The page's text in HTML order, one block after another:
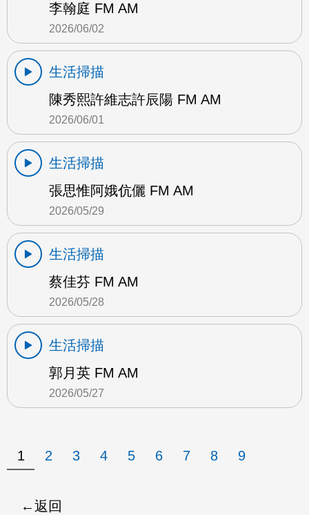
李翰庭 FM AM
2026/06/02
生活掃描
陳秀熙許維志許辰陽 FM AM
2026/06/01
生活掃描
張思惟阿娥伉儷 FM AM
2026/05/29
生活掃描
蔡佳芬 FM AM
2026/05/28
生活掃描
郭月英 FM AM
2026/05/27
1 2 3 4 5 6 7 8 9
返回